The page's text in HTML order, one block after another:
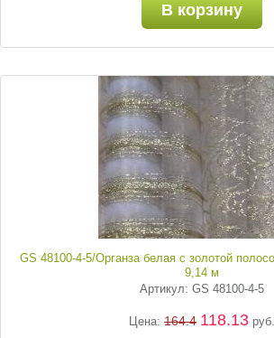
В корзину
GS 48100-4-5/Органза белая с золотой
9,14 м
Артикул: GS 48100-4-5
Цена: 164.4 118.13 руб.